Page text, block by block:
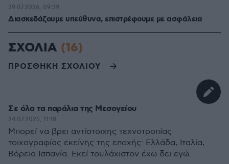
Διασκεδάζουμε υπεύθυνα, επιστρέφουμε με ασφάλεια
29.07.2026, 09:39
ΣΧΟΛΙΑ (16)
ΠΡΟΣΘΗΚΗ ΣΧΟΛΙΟΥ
Σε όλα τα παράλια της Μεσογείου
24.07.2025, 11:18
Μπορεί να βρει αντίστοιχης τεχνοτροπίας
τοιχογραφίας εκείνης της εποχής: Ελλάδα, Ιταλία,
Βόρεια Ισπανία. Εκεί τουλάχιστον έχω δει εγώ.